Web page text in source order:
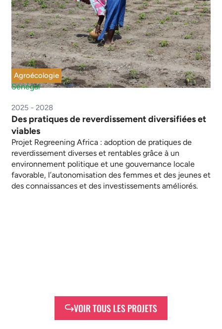
Agroécologie
Sénégal
2025 - 2028
Des pratiques de reverdissement diversifiées et
viables
Projet Regreening Africa : adoption de pratiques de
reverdissement diverses et rentables grâce à un
environnement politique et une gouvernance locale
favorable, l’autonomisation des femmes et des jeunes et
des connaissances et des investissements améliorés.
VOIR TOUS LES PROJETS